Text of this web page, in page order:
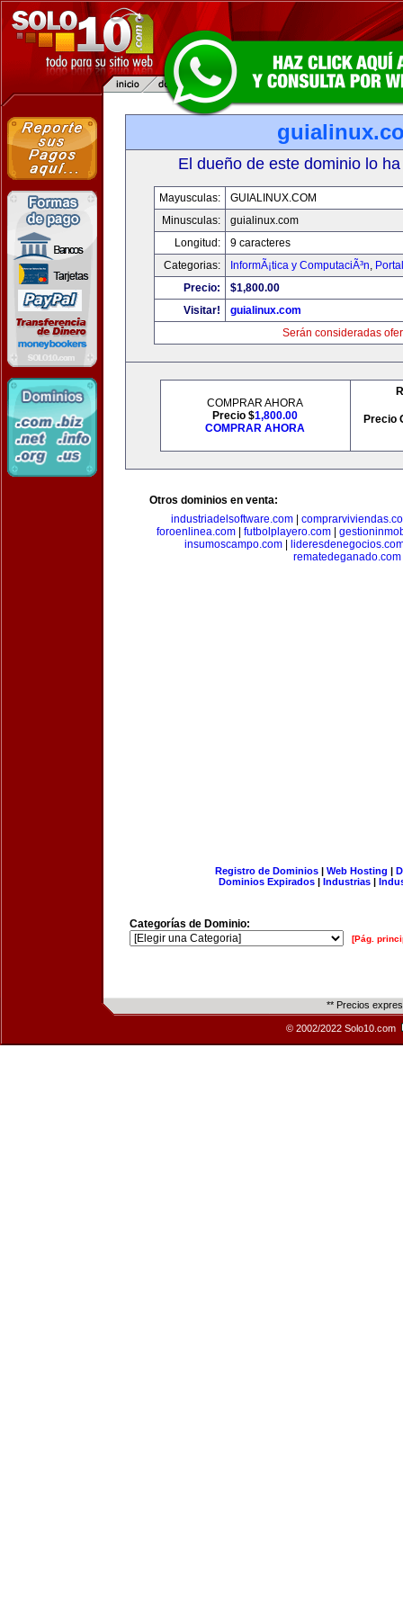
El dueño de este dominio lo
Mayusculas:
GUIALINUX.COM
Minusculas:
guialinux.com
Longitud:
9 caracteres
Categorias:
InformÃ¡tica y ComputaciÃ³n,
Precio:
$1,800.00
Visitar!
guialinux.com
Serán consideradas
COMPRAR AHORA
Precio $1,800.00
COMPRAR AHORA
Precio
Otros dominios en venta:
industriadelsoftware.com|
foroenlinea.com
futbolplayero.com
insumoscampo.com|
rematedeganado.com
Registro de Dominios| Web Hosting |
Dominios Expirados | Industrias |
Categorías de Dominio:
[Pág.
** Precios
© 2002/2022 Solo10.com